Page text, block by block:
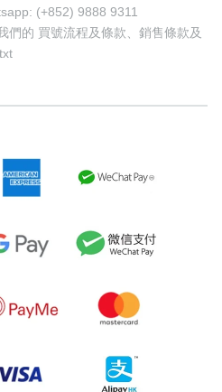
(+852) 9888 9311
們的 買號流程及條款、 銷售條款及